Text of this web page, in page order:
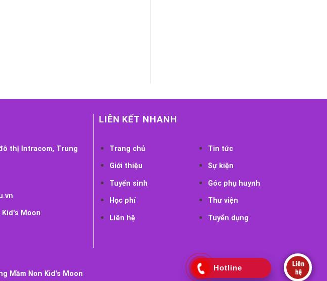
thị Intracom, Trung
Kid's Moon
LIÊN KẾT NHANH
Trang chủ
Giới thiệu
Tuyển sinh
Học phí
Liên hệ
Tin tức
Sự kiện
Góc phụ huynh
Thư viện
Tuyển dụng
Mầm Non Kid's Moon
Hotline